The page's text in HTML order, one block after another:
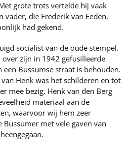
grote trots vertelde hij vaak
vader, die Frederik van Eeden,
had gekend.
socialist van de oude stempel.
zijn in 1942 gefusilleerde
Bussumse straat is behouden.
Henk was het schilderen en tot
mee bezig. Henk van den Berg
materiaal aan de
waarvoor wij hem zeer
Bussumer met vele gaven van